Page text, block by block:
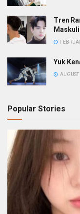
Tren
Yuk
Popular Stories